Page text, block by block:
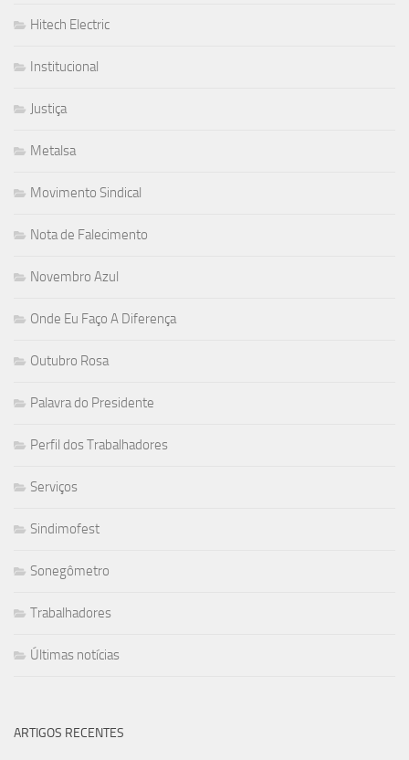
Hitech Electric
Institucional
Justiça
Metalsa
Movimento Sindical
Nota de Falecimento
Novembro Azul
Onde Eu Faço A Diferença
Outubro Rosa
Palavra do Presidente
Perfil dos Trabalhadores
Serviços
Sindimofest
Sonegômetro
Trabalhadores
Últimas notícias
ARTIGOS RECENTES